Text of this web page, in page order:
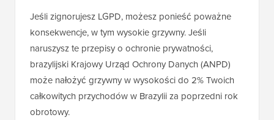
Jeśli zignorujesz LGPD, możesz ponieść poważne
konsekwencje, w tym wysokie grzywny. Jeśli
naruszysz te przepisy o ochronie prywatności,
brazylijski Krajowy Urząd Ochrony Danych (ANPD)
może nałożyć grzywny w wysokości do 2% Twoich
całkowitych przychodów w Brazylii za poprzedni rok
obrotowy.